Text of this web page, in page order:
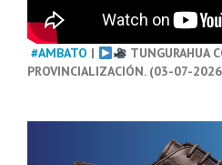
#AMBATO |
TUNGURAHUA
PROVINCIALIZACIÓN. (03-07-